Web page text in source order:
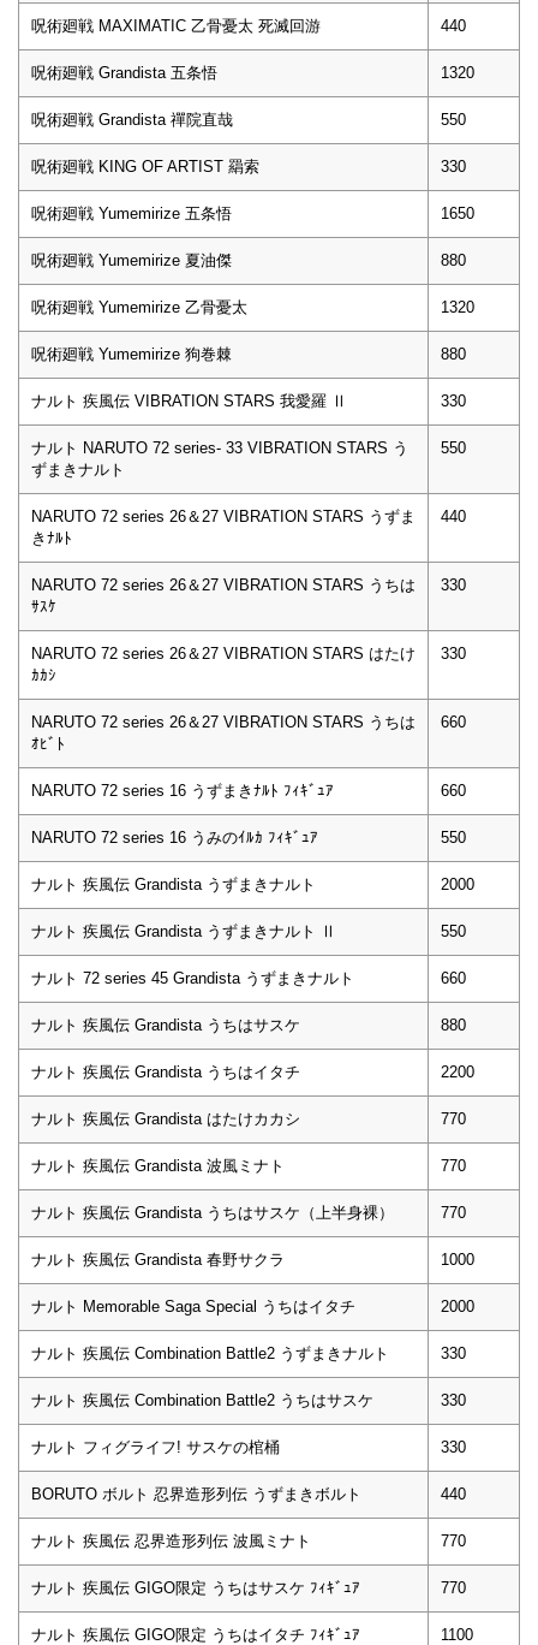
呪術廻戦 MAXIMATIC 乙骨憂太 死滅回游 440
呪術廻戦 Grandista 五条悟 1320
呪術廻戦 Grandista 禪院直哉 550
呪術廻戦 KING OF ARTIST 羂索 330
呪術廻戦 Yumemirize 五条悟 1650
呪術廻戦 Yumemirize 夏油傑 880
呪術廻戦 Yumemirize 乙骨憂太 1320
呪術廻戦 Yumemirize 狗巻棘 880
ナルト 疾風伝 VIBRATION STARS 我愛羅 Ⅱ 330
ナルト NARUTO 72 series- 33 VIBRATION STARS う
ずまきナルト
550
NARUTO 72 series 26＆27 VIBRATION STARS うずま
きﾅﾙﾄ
440
NARUTO 72 series 26＆27 VIBRATION STARS うちは
ｻｽｹ
330
NARUTO 72 series 26＆27 VIBRATION STARS はたけ
ｶｶｼ
330
NARUTO 72 series 26＆27 VIBRATION STARS うちは
ｵﾋﾞﾄ
660
NARUTO 72 series 16 うずまきﾅﾙﾄ ﾌｨｷﾞｭｱ 660
NARUTO 72 series 16 うみのｲﾙｶ ﾌｨｷﾞｭｱ 550
ナルト 疾風伝 Grandista うずまきナルト 2000
ナルト 疾風伝 Grandista うずまきナルト Ⅱ 550
ナルト 72 series 45 Grandista うずまきナルト 660
ナルト 疾風伝 Grandista うちはサスケ 880
ナルト 疾風伝 Grandista うちはイタチ 2200
ナルト 疾風伝 Grandista はたけカカシ 770
ナルト 疾風伝 Grandista 波風ミナト 770
ナルト 疾風伝 Grandista うちはサスケ（上半身裸） 770
ナルト 疾風伝 Grandista 春野サクラ 1000
ナルト Memorable Saga Special うちはイタチ 2000
ナルト 疾風伝 Combination Battle2 うずまきナルト 330
ナルト 疾風伝 Combination Battle2 うちはサスケ 330
ナルト フィグライフ! サスケの棺桶 330
BORUTO ボルト 忍界造形列伝 うずまきボルト 440
ナルト 疾風伝 忍界造形列伝 波風ミナト 770
ナルト 疾風伝 GIGO限定 うちはサスケ ﾌｨｷﾞｭｱ 770
ナルト 疾風伝 GIGO限定 うちはイタチ ﾌｨｷﾞｭｱ 1100